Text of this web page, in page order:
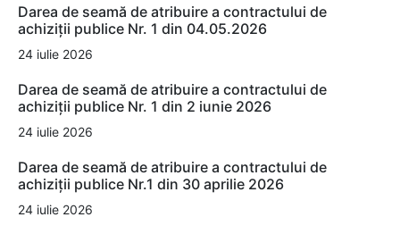
Darea de seamă de atribuire a contractului de
achiziții publice Nr. 1 din 04.05.2026
24 iulie 2026
Darea de seamă de atribuire a contractului de
achiziții publice Nr. 1 din 2 iunie 2026
24 iulie 2026
Darea de seamă de atribuire a contractului de
achiziții publice Nr.1 din 30 aprilie 2026
24 iulie 2026